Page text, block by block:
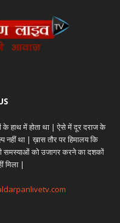
के हाथ में होता था | ऐसे में दूर दराज के
नहीं था | ख़ास तौर पर हिमालय कि
समस्याओं को उजागर करने का दशकों
मिला |